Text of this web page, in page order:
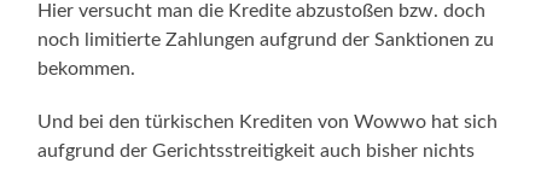
Hier versucht man die Kredite abzustoßen bzw. doch
noch limitierte Zahlungen aufgrund der Sanktionen zu
bekommen.
Und bei den türkischen Krediten von Wowwo hat sich
aufgrund der Gerichtsstreitigkeit auch bisher nichts